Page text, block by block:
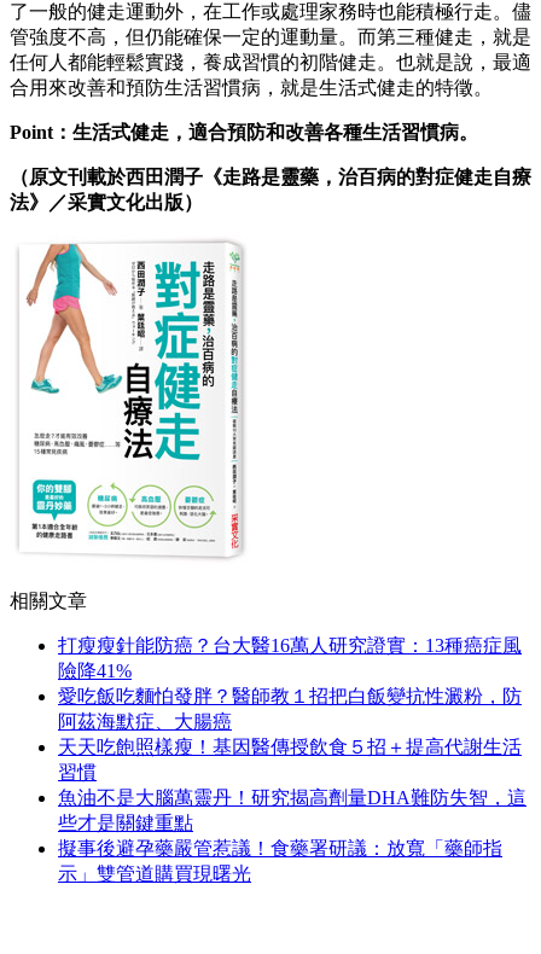
了一般的健走運動外，在工作或處理家務時也能積極行走。儘
管強度不高，但仍能確保一定的運動量。而第三種健走，就是
任何人都能輕鬆實踐，養成習慣的初階健走。也就是說，最適
合用來改善和預防生活習慣病，就是生活式健走的特徵。
Point：生活式健走，適合預防和改善各種生活習慣病。
（原文刊載於西田潤子《走路是靈藥，治百病的對症健走自療
法》／采實文化出版）
相關文章
打瘦瘦針能防癌？台大醫16萬人研究證實：13種癌症風
險降41%
愛吃飯吃麵怕發胖？醫師教１招把白飯變抗性澱粉，防
阿茲海默症、大腸癌
天天吃飽照樣瘦！基因醫傳授飲食５招＋提高代謝生活
習慣
魚油不是大腦萬靈丹！研究揭高劑量DHA難防失智，這
些才是關鍵重點
擬事後避孕藥嚴管惹議！食藥署研議：放寬「藥師指
示」雙管道購買現曙光